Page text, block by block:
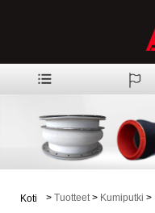
Koti > Tuotteet> Kumiputki >